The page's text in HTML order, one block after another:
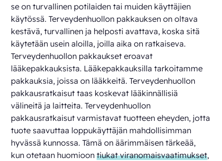
se on turvallinen potilaiden tai muiden käyttäjien
käytössä. Terveydenhuollon pakkauksen on oltava
kestävä, turvallinen ja helposti avattava, koska sitä
käytetään usein aloilla, joilla aika on ratkaiseva.
Terveydenhuollon pakkaukset eroavat
lääkepakkauksista. Lääkepakkauksilla tarkoitamme
pakkauksia, joissa on lääkkeitä. Terveydenhuollon
pakkausratkaisut taas koskevat lääkinnällisiä
välineitä ja laitteita. Terveydenhuollon
pakkausratkaisut varmistavat tuotteen eheyden, jotta
tuote saavuttaa loppukäyttäjän mahdollisimman
hyvässä kunnossa. Tämä on äärimmäisen tärkeää,
kun otetaan huomioontiukat viranomaisvaatimukset,